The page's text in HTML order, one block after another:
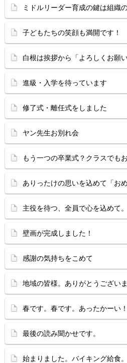
ミドルリーダー育成の鍵は組織
子どもたちの笑顔も満開です！
白根は挨拶から「よろしくお願い
進級・入学を待っています
修了式・離任式をしました
ヤン先生お別れ会
もう一つの卒業式？クラスでも
ありったけの思いを込めて「おめ
主役を待つ、全員で心を込めて。
壁画が完成しました！
感謝の気持ちをこめて
地域の皆様。ありがとうございま
春です。春です。あったかーい！
最後の読み聞かせです。
始まりました。バイキング給食。